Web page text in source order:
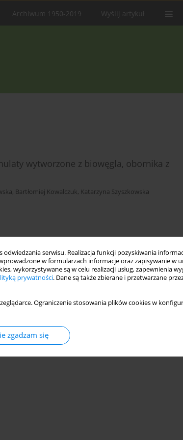
serwisu. Realizacja funkcji pozyskiwania
w formularzach informacje oraz zapisywanie w
wykorzystywane są w celu realizacji usług, zapewnienia
prywatności. Dane są także zbierane i przetwarzane
Ograniczenie stosowania plików cookies w
zgadzam się
Archiwum 1950-2019 Wyślij artykuł
wytworzone z biowęgla, obornika z
, Bartłomiej Kowalczuk, Katarzyna Szyszkowska